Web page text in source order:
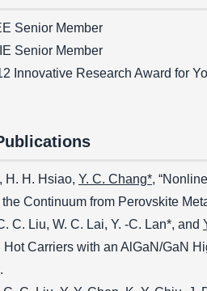
Senior Member
Senior Member
Innovative Research Award for
H. H. Hsiao, Y. C. Chang*,
Continuum from Perovskite
C. Liu, W. C. Lai, Y. -C. Lan*, and
Hot Carriers with an AlGaN/GaN